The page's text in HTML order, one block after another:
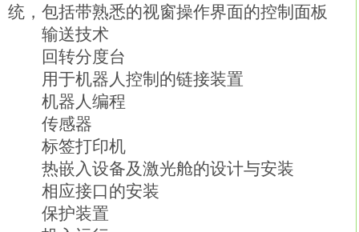
统，包括带熟悉的视窗操作界面的控制面板
输送技术
回转分度台
用于机器人控制的链接装置
机器人编程
传感器
标签打印机
热嵌入设备及激光舱的设计与安装
相应接口的安装
保护装置